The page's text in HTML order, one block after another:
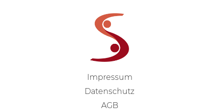
Impressum
Datenschutz
AGB